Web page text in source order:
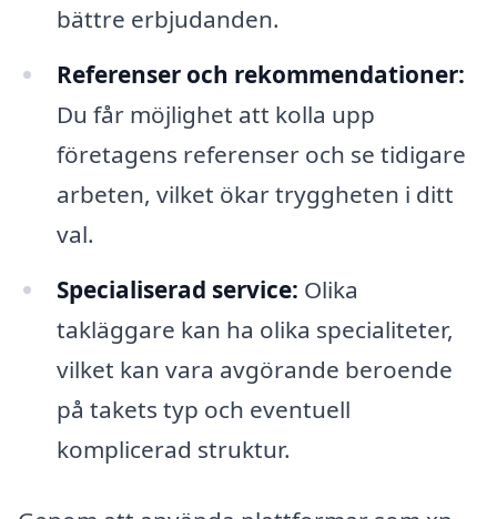
bättre erbjudanden.
Referenser och rekommendationer:
Du får möjlighet att kolla upp
företagens referenser och se tidigare
arbeten, vilket ökar tryggheten i ditt
val.
Specialiserad service: Olika
takläggare kan ha olika specialiteter,
vilket kan vara avgörande beroende
på takets typ och eventuell
komplicerad struktur.